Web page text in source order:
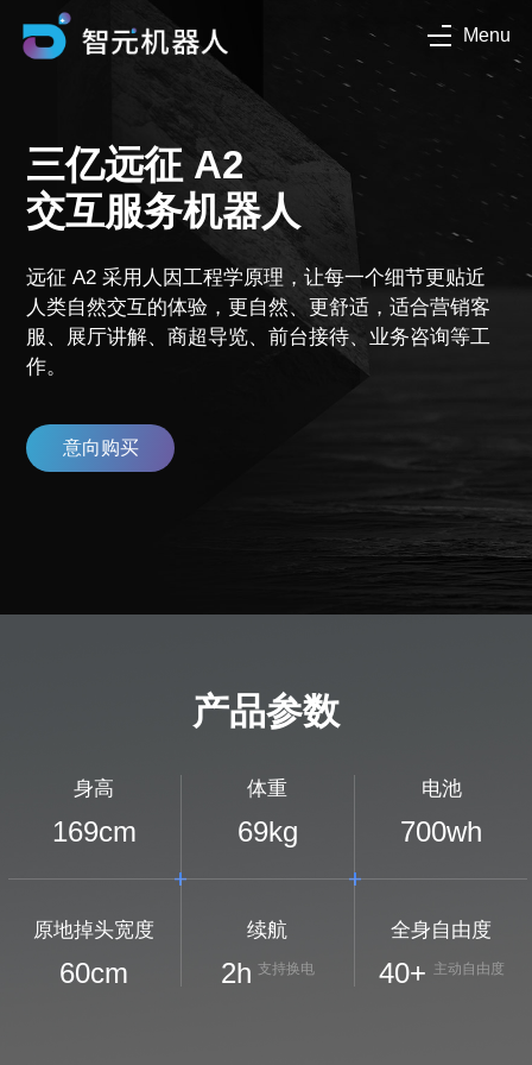
Menu
三亿远征 A2
交互服务机器人
远征 A2 采用人因工程学原理，让每一个细节更贴近
人类自然交互的体验，更自然、更舒适，适合营销客
服、展厅讲解、商超导览、前台接待、业务咨询等工
作。
意向购买
产品参数
身高
169cm
体重
69kg
电池
700wh
原地掉头宽度
60cm
续航
2h 支持换电
全身自由度
40+ 主动自由度